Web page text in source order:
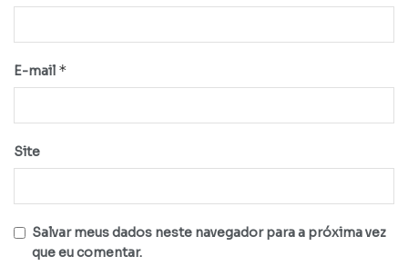
E-mail *
Site
Salvar meus dados neste navegador para a próxima vez
que eu comentar.